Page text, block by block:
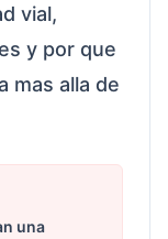
vial,
y por que
mas alla de
una